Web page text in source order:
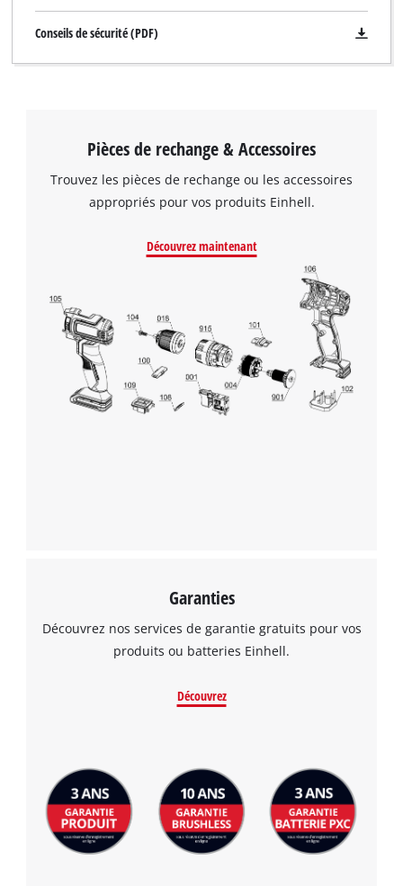
This content is not permitted to load due
to trackers that are not disclosed to the
the site with their CMP to add this content
Conseils de sécurité (PDF)
Pièces de rechange & Accessoires
Trouvez les pièces de rechange ou les accessoires
appropriés pour vos produits Einhell.
Découvrez maintenant
Garanties
Découvrez nos services de garantie gratuits pour vos
produits ou batteries Einhell.
Découvrez